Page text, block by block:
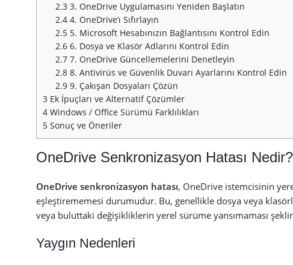
2.3 3. OneDrive Uygulamasını Yeniden Başlatın
2.4 4. OneDrive’ı Sıfırlayın
2.5 5. Microsoft Hesabınızın Bağlantısını Kontrol Edin
2.6 6. Dosya ve Klasör Adlarını Kontrol Edin
2.7 7. OneDrive Güncellemelerini Denetleyin
2.8 8. Antivirüs ve Güvenlik Duvarı Ayarlarını Kontrol Edin
2.9 9. Çakışan Dosyaları Çözün
3 Ek İpuçları ve Alternatif Çözümler
4 Windows / Office Sürümü Farklılıkları
5 Sonuç ve Öneriler
OneDrive Senkronizasyon Hatası Nedir?
OneDrive senkronizasyon hatası, OneDrive istemcisinin
eşleştirememesi durumudur. Bu, genellikle dosya veya
veya buluttaki değişikliklerin yerel sürüme yansımaması
Yaygın Nedenleri